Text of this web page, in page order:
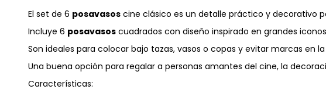
El set de 6 posavasoscine clásico es un detalle práctico y decorativo
Incluye 6 posavasoscuadrados con diseño inspirado en grandes
Son ideales para colocar bajo tazas, vasos o copas y evitar marcas en
Una buena opción para regalar a personas amantes del cine, la
Características: